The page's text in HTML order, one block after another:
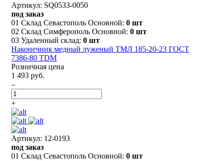
Артикул: SQ0533-0050
под заказ
01 Склад Севастополь Основной: 0 шт
02 Склад Симферополь Основной: 0 шт
03 Удаленный склад: 0 шт
Наконечник медный луженый ТМЛ 185-20-23 ГОСТ
7386-80 TDM
Розничная цена
1 493 руб.
–
+
Артикул: 12-0193
под заказ
01 Склад Севастополь Основной: 0 шт